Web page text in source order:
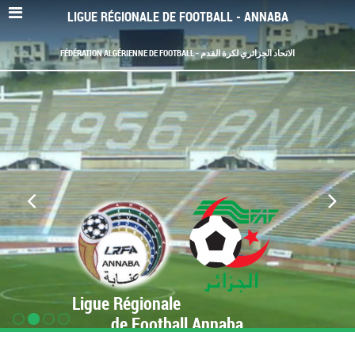
LIGUE RÉGIONALE DE FOOTBALL - ANNABA
FÉDÉRATION ALGÉRIENNE DE FOOTBALL - الاتحاد الجزائري لكرة القدم
Ligue Régionale
de Football Annaba